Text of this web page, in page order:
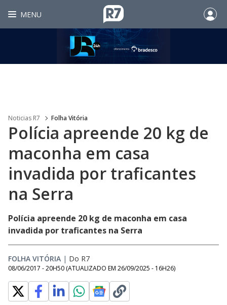
MENU
Noticias R7 Folha Vitória
Polícia apreende 20 kg de
maconha em casa
invadida por traficantes
na Serra
Polícia apreende 20 kg de maconha em casa
invadida por traficantes na Serra
FOLHA VITÓRIA | Do R7
08/06/2017 - 20H50 (ATUALIZADO EM 26/09/2025 - 16H26)